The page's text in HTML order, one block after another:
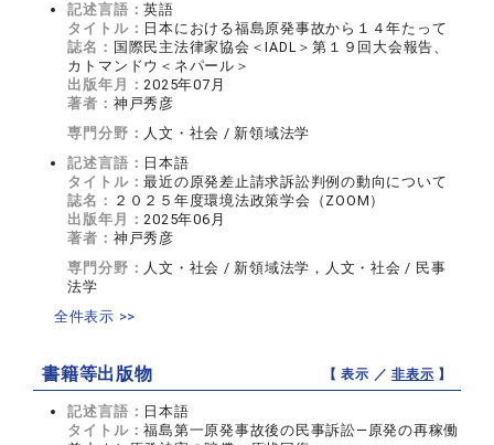
記述言語：英語
タイトル： 日本における福島原発事故から１４年たって
誌名： 国際民主法律家協会＜IADL＞第１９回大会報告、
カトマンドウ＜ネパール＞
出版年月：2025年07月
著者： 神戸秀彦
専門分野： 人文・社会 / 新領域法学
記述言語： 日本語
タイトル：最近の原発差止請求訴訟判例の動向について
誌名： ２０２５年度環境法政策学会（ZOOM）
出版年月：2025年06月
著者： 神戸秀彦
専門分野： 人文・社会 / 新領域法学，人文・社会 / 民事
法学
全件表示 >>
書籍等出版物 【 表示 ／非表示 】
記述言語： 日本語
タイトル：福島第一原発事故後の民事訴訟―原発の再稼働